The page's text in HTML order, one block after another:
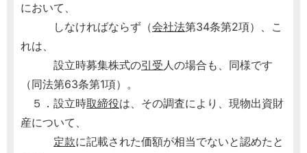
において、
しなければならず（会社法第34条第2項）、こ
れは、
設立時募集株式の引受人の場合も、同様です
（同法第63条第1項）。
５．設立時取締役は、その調査により、現物出資財
産について、
定款に記載された価額が相当でないと認めたと